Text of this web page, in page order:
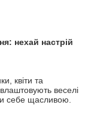
нехай настрій
квіти та
веселі
себе щасливою.